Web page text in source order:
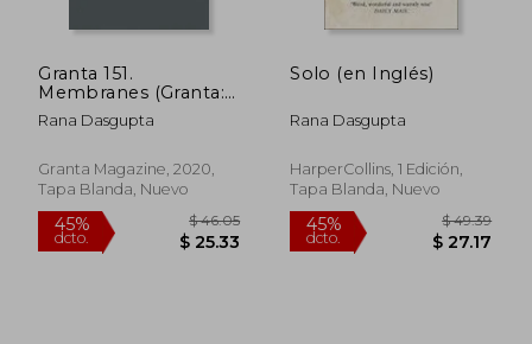
Granta 151.
Membranes (Granta:
The Magazine of new
Writing) (en Inglés)
Rana Dasgupta
Granta Magazine, 2020,
Tapa Blanda, Nuevo
Solo (en Inglés)
Rana Dasgupta
HarperCollins, 1 Edición,
Tapa Blanda, Nuevo